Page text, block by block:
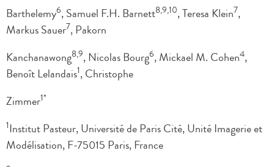
Barthelemy6, Samuel F.H. Barnett8,9,10, Teresa Klein7,
Markus Sauer7, Pakorn
Kanchanawong8,9, Nicolas Bourg6, Mickael M. Cohen4,
Benoît Lelandais1, Christophe
Zimmer1*
1Institut Pasteur, Université de Paris Cité, Unité Imagerie et
Modélisation, F-75015 Paris, France